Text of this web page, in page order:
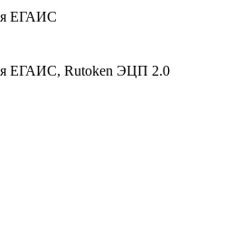
ЕГАИС
ЕГАИС, Rutoken ЭЦП 2.0